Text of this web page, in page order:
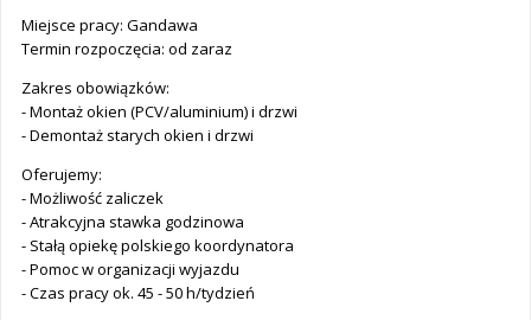
Miejsce pracy: Gandawa
Termin rozpoczęcia: od zaraz
Zakres obowiązków:
- Montaż okien (PCV/aluminium) i drzwi
- Demontaż starych okien i drzwi
Oferujemy:
- Możliwość zaliczek
- Atrakcyjna stawka godzinowa
- Stałą opiekę polskiego koordynatora
- Pomoc w organizacji wyjazdu
- Czas pracy ok. 45 - 50 h/tydzień